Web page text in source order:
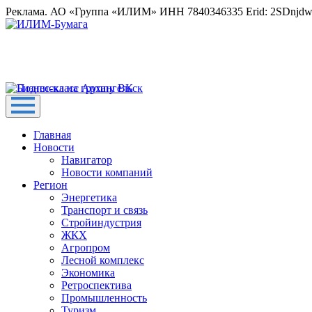
Реклама. АО «Группа «ИЛИМ» ИНН 7840346335 Erid:
Главная
Новости
Навигатор
Новости компаний
Регион
Энергетика
Транспорт и связь
Стройиндустрия
ЖКХ
Агропром
Лесной комплекс
Экономика
Ретроспектива
Промышленность